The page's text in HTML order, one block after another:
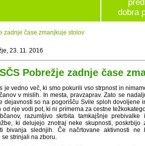
dobra
zadnje čase zmanjkuje stolov
23. 11. 2016
Pobrežje zadnje čase
je vedno več, ki smo pokurili vso strpnost in
v mislih. In mesta, pravzaprav. Zato se
dejavnosti so na pogorišču Svile sploh dovoljene
od nje vodi pot, ki ni primerna za cestne
razumljivo skrbita tamkajšnje
ki delujejo znotraj neke skupnosti,
bivanja slednjih. Če načrtovane aktivnosti
strinjali na zboru.